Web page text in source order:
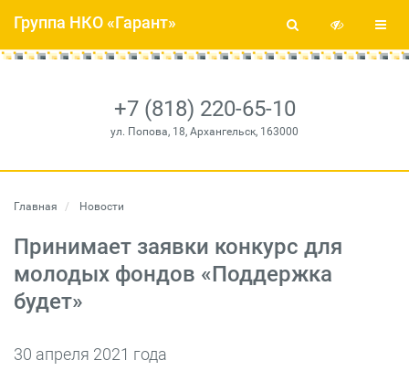
+7 (818) 220-65-10
ул. Попова, 18, Архангельск, 163000
Группа НКО «Гарант»
Главная Новости
Принимает заявки конкурс для
молодых фондов «Поддержка
будет»
30 апреля 2021 года